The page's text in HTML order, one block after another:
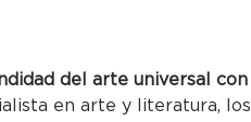
del arte universal con
en arte y literatura, los